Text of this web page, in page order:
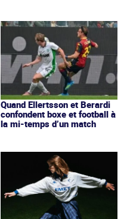
Quand Ellertsson et Berardi
confondent boxe et football à
la mi-temps d’un match